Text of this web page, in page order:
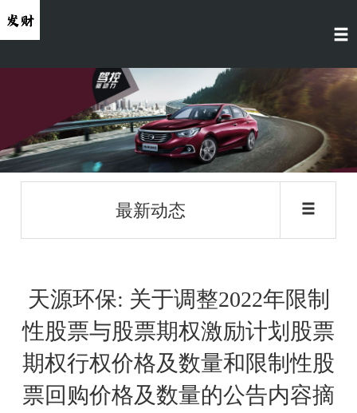
最新动态
天源环保: 关于调整2022年限制
性股票与股票期权激励计划股票
期权行权价格及数量和限制性股
票回购价格及数量的公告内容摘